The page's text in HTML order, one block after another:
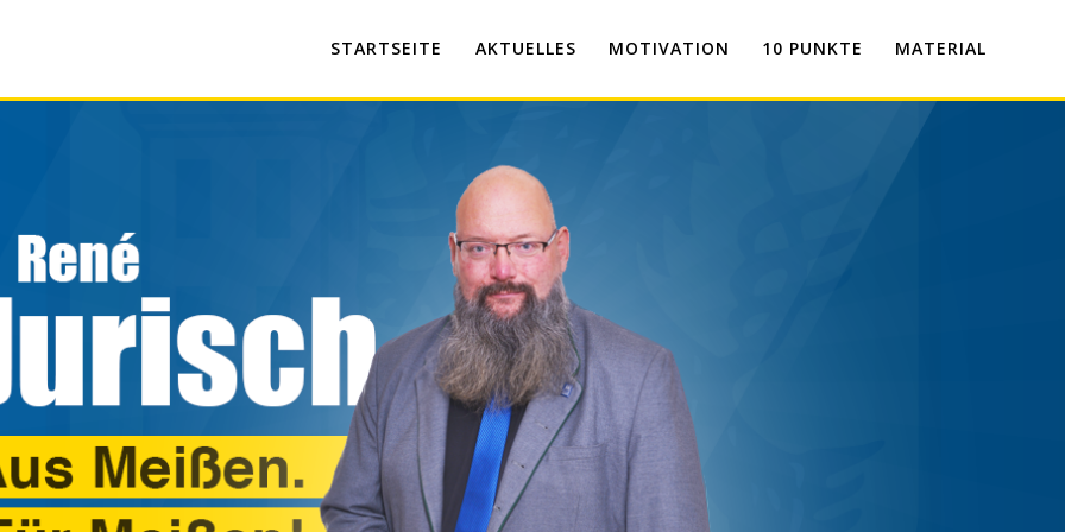
STARTSEITE AKTUELLES MOTIVATION 10 PUNKTE MATERIAL